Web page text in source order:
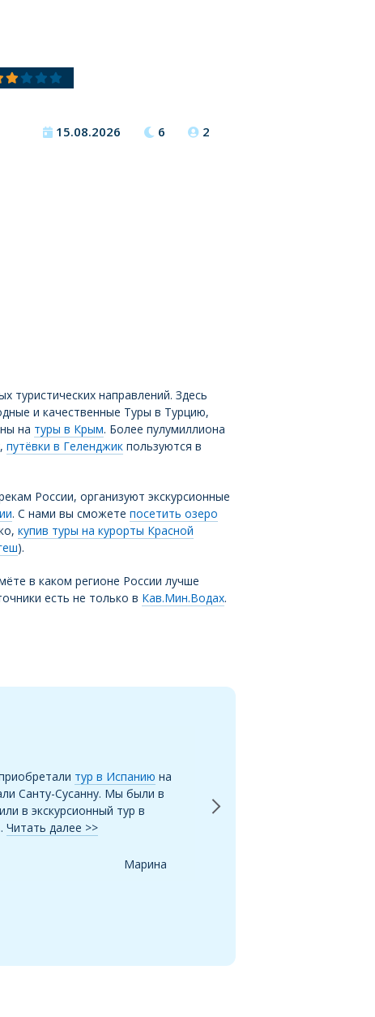
15.08.2026 6 2
направлений. Здесь
и качественные Туры в Турцию,
на туры в Крым. Более пулумиллиона
, путёвки в Геленджик пользуются в
России, организуют экскурсионные
. С нами вы сможете посетить озеро
купив туры на курорты Красной
).
в каком регионе России лучше
есть не только в Кав.Мин.Водах.
тур в Испанию на
Санту-Сусанну. Мы были в
в экскурсионный тур в
Читать далее >>
Марина